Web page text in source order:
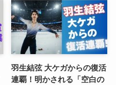
羽生結弦 大ケガからの復活
連覇！明かされる「空白の